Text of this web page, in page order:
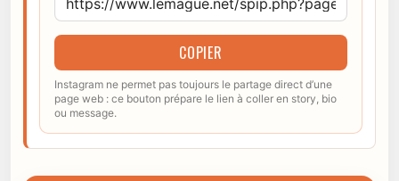
COPIER
Instagram ne permet pas toujours le partage direct d’une
page web : ce bouton prépare le lien à coller en story, bio
ou message.